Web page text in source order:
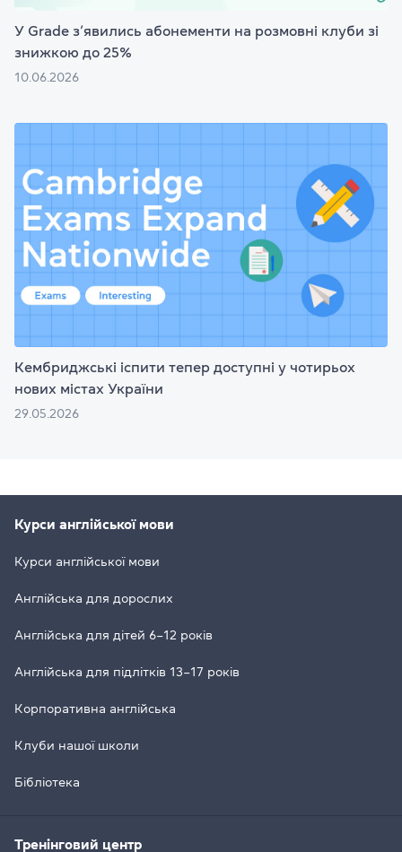
У Grade з’явились абонементи на розмовні клуби зі
знижкою до 25%
10.06.2026
Кембриджські іспити тепер доступні у чотирьох
нових містах України
29.05.2026
Курси англійської мови
Курси англійської мови
Англійська для дорослих
Англійська для дітей 6–12 років
Англійська для підлітків 13–17 років
Корпоративна англійська
Клуби нашої школи
Бібліотека
Тренінговий центр